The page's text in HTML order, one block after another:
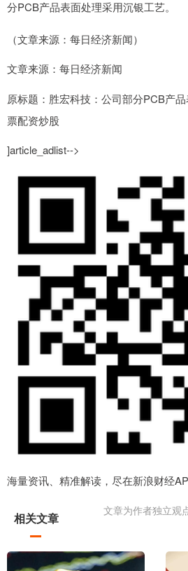
分PCB产品表面处理采用沉银工艺。
（文章来源：每日经济新闻）
文章来源：每日经济新闻
原标题：胜宏科技：公司部分PCB产
票配资炒股
]article_adlist-->
海量资讯、精准解读，尽在新浪财经
文章为作者独立观
相关文章